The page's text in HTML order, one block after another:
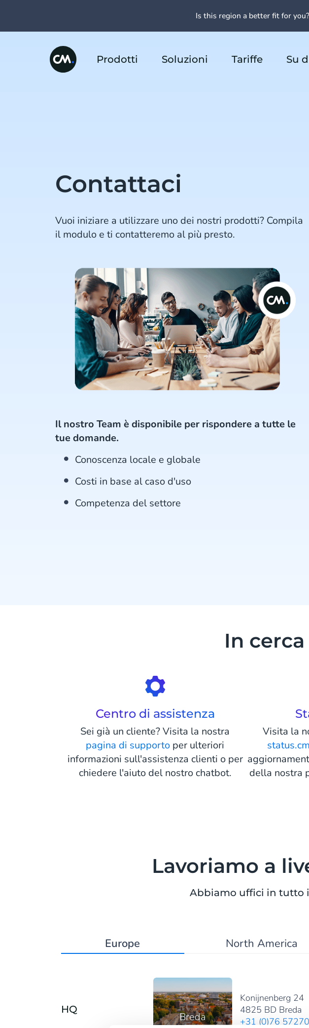
Prodotti Soluzioni Tariffe Su
Contattaci
Vuoi iniziare a utilizzare uno dei nostri prodotti? Compila
il modulo e ti contatteremo al più presto.
Il nostro Team è disponibile per rispondere a tutte le
tue domande.
Conoscenza locale e globale
Costi in base al caso d'uso
Competenza del settore
In
Centro di assistenza
Sei già un cliente? Visita la nostra
pagina di supporto per ulteriori
informazioni sull'assistenza clienti o per
chiedere l'aiuto del nostro chatbot.
Visita la
della nostra
Lavoriamo a
Abbiamo uffici in tutto
Europe North America
HQ
Breda
Konijnenberg 24
4825 BD Breda
+31 (0)76
Is this region a better fit for you?